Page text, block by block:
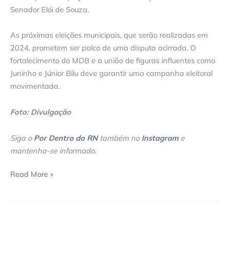
Senador Elói de Souza.
As próximas eleições municipais, que serão realizadas em
2024, prometem ser palco de uma disputa acirrada. O
fortalecimento do MDB e a união de figuras influentes como
Juninho e Júnior Bilu deve garantir uma campanha eleitoral
movimentada.
Foto: Divulgação
Siga o Por Dentro do RNtambém no Instagrame
mantenha-se informado.
Read More »